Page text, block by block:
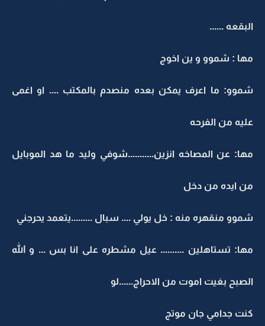
البقعه ......
مها : شموو و ين اخوج
شموو: ما اعرف يمكن بعده منصدم بالمكتب .... او اغمى
عليه من الفرحه
مها: عن المصاخه انزين...........شوفي وليد ما هد الموبايل
من ايده من دخل
شموو منقهره منه : خل يولي .... سبال .........يتعمد يحرجني
مها: تستاهلين .......... عيل مشطره على انا بس ... و الله
الصبح بغيت اموت من الاحراج......لو
كنت جدامي جان موتج